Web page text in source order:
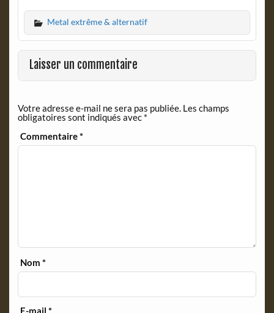
c
e
b
o
o
k
i
n
t
F
r
e
d
l
y
Metal extrême & alternatif
Laisser un commentaire
Votre adresse e-mail ne sera pas publiée. Les champs
obligatoires sont indiqués avec *
Commentaire*
Nom*
E-mail*